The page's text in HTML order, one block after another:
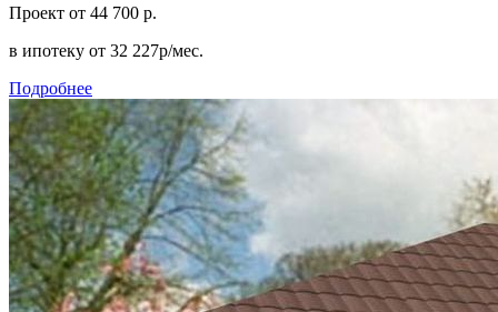
Проект от 44 700 р.
в ипотеку от 32 227р/мес.
Подробнее